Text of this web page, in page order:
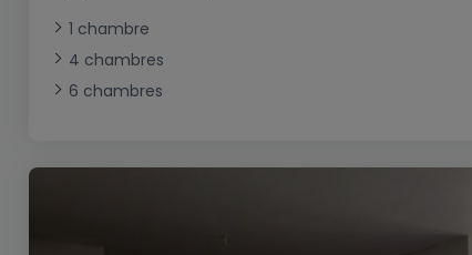
Exploitation agricole
1 chambre
4 chambres
6 chambres